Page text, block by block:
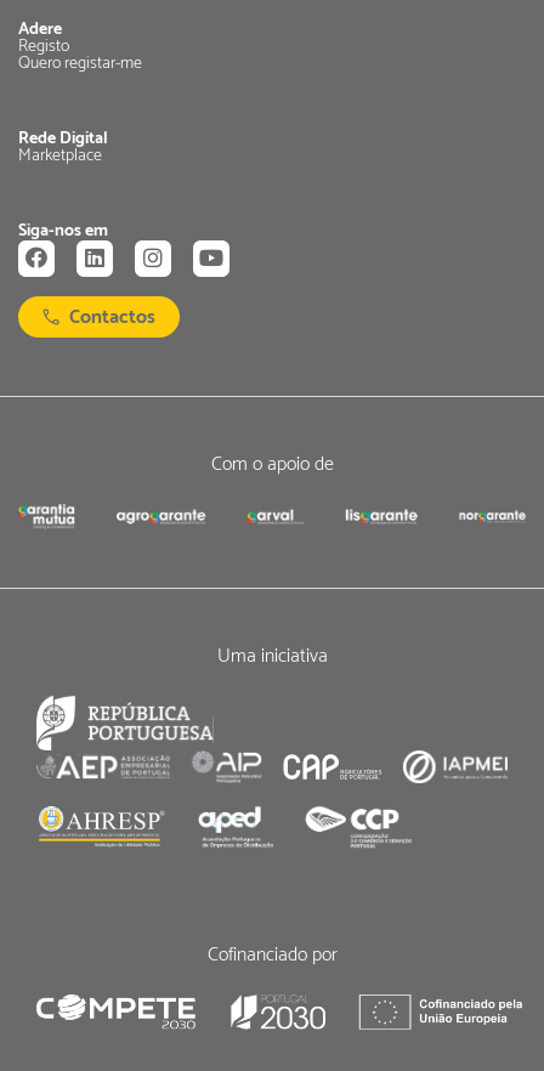
Adere
Registo
Quero registar-me
Rede Digital
Marketplace
Siga-nos em
Contactos
Com o apoio de
Uma iniciativa
Cofinanciado por